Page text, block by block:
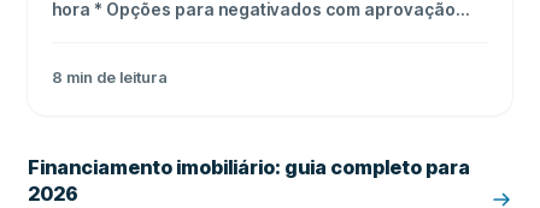
hora * Opções para negativados com aprovação
8 min de leitura
Financiamento imobiliário: guia completo para
2026